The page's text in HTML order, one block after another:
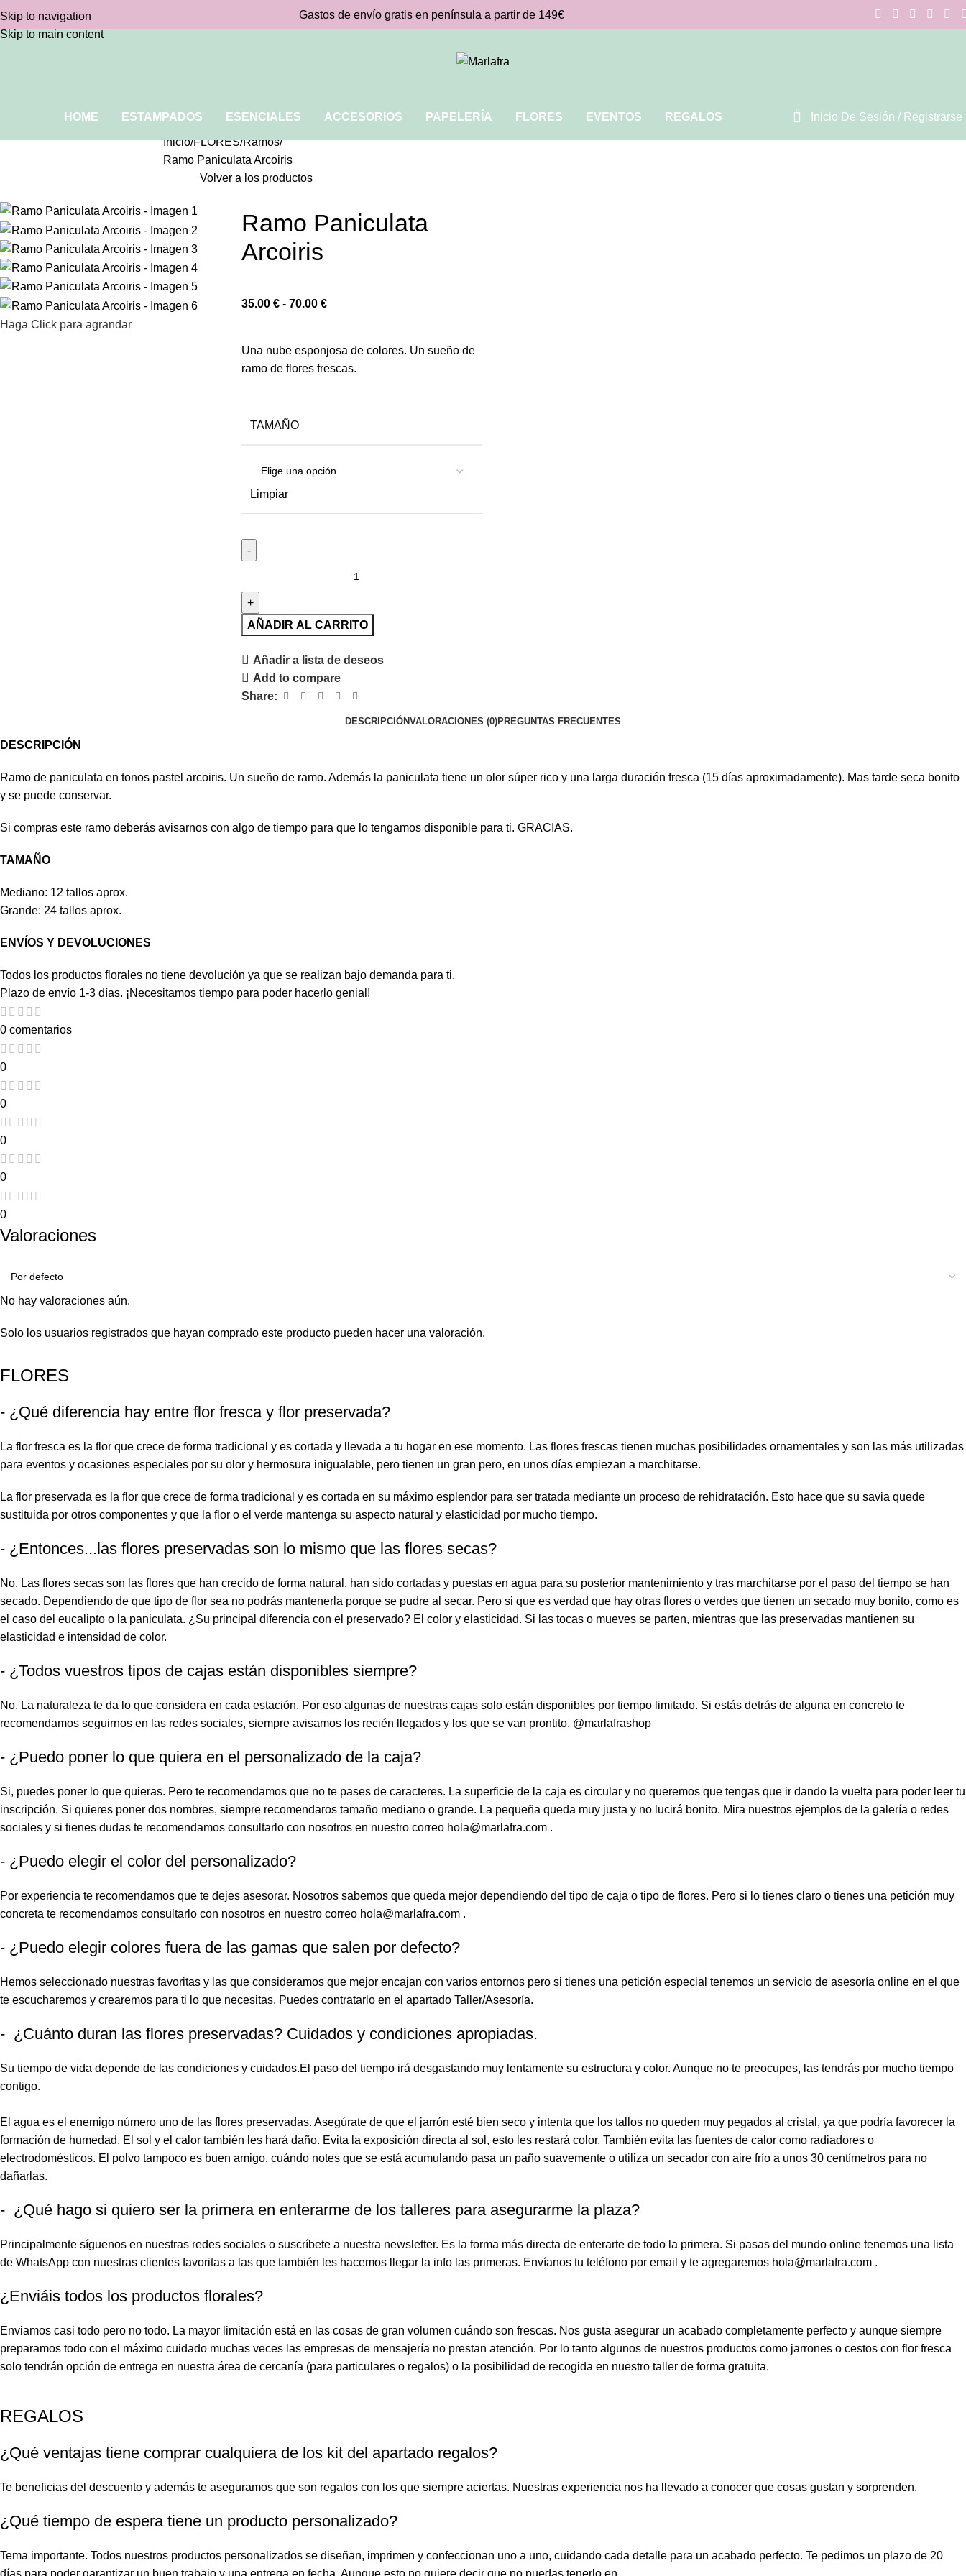
Skip to navigation
Skip to main content
Gastos de envío gratis en península a partir de 149€
HOME ESTAMPADOS ESENCIALES ACCESORIOS PAPELERÍA FLORES EVENTOS REGALOS 0 Inicio De Sesión / Registrarse
Inicio FLORES Ramos
Ramo Paniculata Arcoiris
Volver a los productos
Haga Click para agrandar
Ramo Paniculata
Arcoiris
35.00 € - 70.00 €
Una nube esponjosa de colores. Un sueño de
ramo de flores frescas.
TAMAÑO
Limpiar
AÑADIR AL CARRITO
Añadir a lista de deseos
Add to compare
Share:
DESCRIPCIÓNVALORACIONES (0)PREGUNTAS FRECUENTES
DESCRIPCIÓN
Ramo de paniculata en tonos pastel arcoiris. Un sueño de ramo. Además la paniculata tiene un olor súper rico y una larga duración fresca (15 días aproximadamente). Mas tarde seca bonito
y se puede conservar.
Si compras este ramo deberás avisarnos con algo de tiempo para que lo tengamos disponible para ti. GRACIAS.
TAMAÑO
Mediano: 12 tallos aprox.
Grande: 24 tallos aprox.
ENVÍOS Y DEVOLUCIONES
Todos los productos florales no tiene devolución ya que se realizan bajo demanda para ti.
Plazo de envío 1-3 días. ¡Necesitamos tiempo para poder hacerlo genial!
0 comentarios
0
0
0
0
0
Valoraciones
No hay valoraciones aún.
Solo los usuarios registrados que hayan comprado este producto pueden hacer una valoración.
FLORES
- ¿Qué diferencia hay entre flor fresca y flor preservada?
La flor fresca es la flor que crece de forma tradicional y es cortada y llevada a tu hogar en ese momento. Las flores frescas tienen muchas posibilidades ornamentales y son las más utilizadas
para eventos y ocasiones especiales por su olor y hermosura inigualable, pero tienen un gran pero, en unos días empiezan a marchitarse.
La flor preservada es la flor que crece de forma tradicional y es cortada en su máximo esplendor para ser tratada mediante un proceso de rehidratación. Esto hace que su savia quede
sustituida por otros componentes y que la flor o el verde mantenga su aspecto natural y elasticidad por mucho tiempo.
- ¿Entonces...las flores preservadas son lo mismo que las flores secas?
No. Las flores secas son las flores que han crecido de forma natural, han sido cortadas y puestas en agua para su posterior mantenimiento y tras marchitarse por el paso del tiempo se han
secado. Dependiendo de que tipo de flor sea no podrás mantenerla porque se pudre al secar. Pero si que es verdad que hay otras flores o verdes que tienen un secado muy bonito, como es
el caso del eucalipto o la paniculata. ¿Su principal diferencia con el preservado? El color y elasticidad. Si las tocas o mueves se parten, mientras que las preservadas mantienen su
elasticidad e intensidad de color.
- ¿Todos vuestros tipos de cajas están disponibles siempre?
No. La naturaleza te da lo que considera en cada estación. Por eso algunas de nuestras cajas solo están disponibles por tiempo limitado. Si estás detrás de alguna en concreto te
recomendamos seguirnos en las redes sociales, siempre avisamos los recién llegados y los que se van prontito. @marlafrashop
- ¿Puedo poner lo que quiera en el personalizado de la caja?
Si, puedes poner lo que quieras. Pero te recomendamos que no te pases de caracteres. La superficie de la caja es circular y no queremos que tengas que ir dando la vuelta para poder leer tu
inscripción. Si quieres poner dos nombres, siempre recomendaros tamaño mediano o grande. La pequeña queda muy justa y no lucirá bonito. Mira nuestros ejemplos de la galería o redes
sociales y si tienes dudas te recomendamos consultarlo con nosotros en nuestro correo hola@marlafra.com .
- ¿Puedo elegir el color del personalizado?
Por experiencia te recomendamos que te dejes asesorar. Nosotros sabemos que queda mejor dependiendo del tipo de caja o tipo de flores. Pero si lo tienes claro o tienes una petición muy
concreta te recomendamos consultarlo con nosotros en nuestro correo hola@marlafra.com .
- ¿Puedo elegir colores fuera de las gamas que salen por defecto?
Hemos seleccionado nuestras favoritas y las que consideramos que mejor encajan con varios entornos pero si tienes una petición especial tenemos un servicio de asesoría online en el que
te escucharemos y crearemos para ti lo que necesitas. Puedes contratarlo en el apartado Taller/Asesoría.
- ¿Cuánto duran las flores preservadas? Cuidados y condiciones apropiadas.
Su tiempo de vida depende de las condiciones y cuidados.El paso del tiempo irá desgastando muy lentamente su estructura y color. Aunque no te preocupes, las tendrás por mucho tiempo
contigo.
El agua es el enemigo número uno de las flores preservadas. Asegúrate de que el jarrón esté bien seco y intenta que los tallos no queden muy pegados al cristal, ya que podría favorecer la
formación de humedad. El sol y el calor también les hará daño. Evita la exposición directa al sol, esto les restará color. También evita las fuentes de calor como radiadores o
electrodomésticos. El polvo tampoco es buen amigo, cuándo notes que se está acumulando pasa un paño suavemente o utiliza un secador con aire frío a unos 30 centímetros para no
dañarlas.
- ¿Qué hago si quiero ser la primera en enterarme de los talleres para asegurarme la plaza?
Principalmente síguenos en nuestras redes sociales o suscríbete a nuestra newsletter. Es la forma más directa de enterarte de todo la primera. Si pasas del mundo online tenemos una lista
de WhatsApp con nuestras clientes favoritas a las que también les hacemos llegar la info las primeras. Envíanos tu teléfono por email y te agregaremos hola@marlafra.com .
¿Enviáis todos los productos florales?
Enviamos casi todo pero no todo. La mayor limitación está en las cosas de gran volumen cuándo son frescas. Nos gusta asegurar un acabado completamente perfecto y aunque siempre
preparamos todo con el máximo cuidado muchas veces las empresas de mensajería no prestan atención. Por lo tanto algunos de nuestros productos como jarrones o cestos con flor fresca
solo tendrán opción de entrega en nuestra área de cercanía (para particulares o regalos) o la posibilidad de recogida en nuestro taller de forma gratuita.
REGALOS
¿Qué ventajas tiene comprar cualquiera de los kit del apartado regalos?
Te beneficias del descuento y además te aseguramos que son regalos con los que siempre aciertas. Nuestras experiencia nos ha llevado a conocer que cosas gustan y sorprenden.
¿Qué tiempo de espera tiene un producto personalizado?
Tema importante. Todos nuestros productos personalizados se diseñan, imprimen y confeccionan uno a uno, cuidando cada detalle para un acabado perfecto. Te pedimos un plazo de 20
días para poder garantizar un buen trabajo y una entrega en fecha. Aunque esto no quiere decir que no puedas tenerlo en